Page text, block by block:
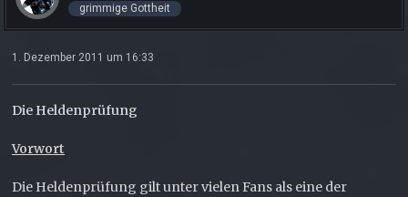
grimmige Gottheit
1. Dezember 2011 um 16:33
Die Heldenprüfung
Vorwort
Die Heldenprüfung gilt unter vielen Fans als eine der